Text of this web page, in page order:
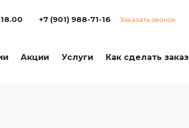
+7 (901) 988-71-16 Заказать звонок
Акции Услуги Как сделать заказ